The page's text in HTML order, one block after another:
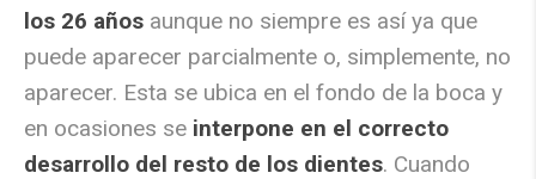
los 26 años aunque no siempre es así ya que
puede aparecer parcialmente o, simplemente, no
aparecer. Esta se ubica en el fondo de la boca y
en ocasiones se interpone en el correcto
desarrollo del resto de los dientes. Cuando